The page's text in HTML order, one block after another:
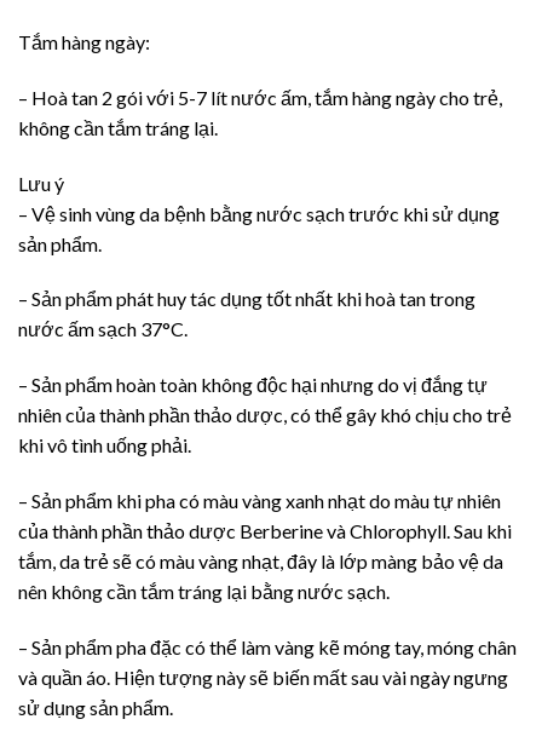
Tắm hàng ngày:
– Hoà tan 2 gói với 5-7 lít nước ấm, tắm hàng ngày cho trẻ,
không cần tắm tráng lại.
Lưu ý
– Vệ sinh vùng da bệnh bằng nước sạch trước khi sử dụng
sản phẩm.
– Sản phẩm phát huy tác dụng tốt nhất khi hoà tan trong
nước ấm sạch 37°C.
– Sản phẩm hoàn toàn không độc hại nhưng do vị đắng tự
nhiên của thành phần thảo dược, có thể gây khó chịu cho trẻ
khi vô tình uống phải.
– Sản phẩm khi pha có màu vàng xanh nhạt do màu tự nhiên
của thành phần thảo dược Berberine và Chlorophyll. Sau khi
tắm, da trẻ sẽ có màu vàng nhạt, đây là lớp màng bảo vệ da
nên không cần tắm tráng lại bằng nước sạch.
– Sản phẩm pha đặc có thể làm vàng kẽ móng tay, móng chân
và quần áo. Hiện tượng này sẽ biến mất sau vài ngày ngưng
sử dụng sản phẩm.